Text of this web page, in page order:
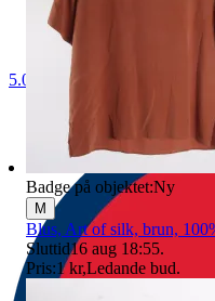
5.0
Badge på objektet:Ny
M
Blus, Art of silk, brun,
Sluttid16 aug 18:55.
Pris:1 kr,Ledande bud.